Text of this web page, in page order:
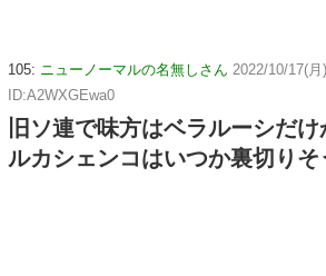
105: ニューノーマルの名無しさん 2022/10/17(
ID:A2WXGEwa0
旧ソ連で味方はベラルーシだけ
ルカシェンコはいつか裏切りそ